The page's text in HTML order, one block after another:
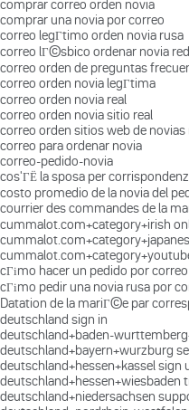
comprar correo orden novia
comprar una novia por correo
correo legГ­timo orden novia rusa
correo lГ©sbico ordenar novia
correo orden de preguntas
correo orden novia legГ­tima
correo orden novia real
correo orden novia sitio real
correo orden sitios web de novias
correo para ordenar novia
correo-pedido-novia
cos'ГЁ la sposa per
costo promedio de la novia del
courrier des commandes de la
cummalot.com+category+irish
cГіmo hacer un pedido por
cГіmo pedir una novia rusa por
Datation de la mariГ©e par
deutschland sign in
deutschland+baden-
deutschland+bayern+wurzburg
deutschland+hessen+kassel sign
deutschland+hessen+wiesbaden
deutschland+niedersachsen